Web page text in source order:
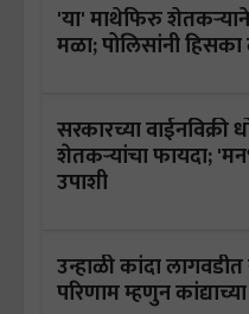
'या' माथेफिरु
मळा; पोलिसांनी
सरकारच्या
शेतकऱ्यांचा फायदा;
उपाशी
उन्हाळी कांदा लागवडीत
परिणाम म्हणुन